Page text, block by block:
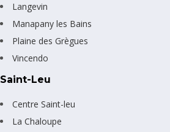
Langevin
Manapany les Bains
Plaine des Grègues
Vincendo
Saint-Leu
Centre Saint-leu
La Chaloupe